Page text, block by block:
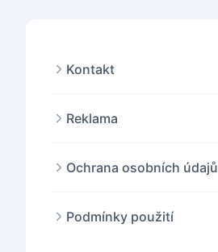
Kontakt
Reklama
Ochrana osobních údajů
Podmínky použití